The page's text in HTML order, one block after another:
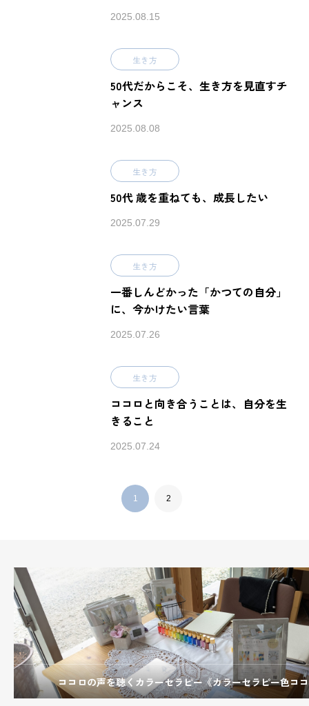
2025.08.15
生き方
50代だからこそ、生き方を見直すチ
ャンス
2025.08.08
生き方
50代 歳を重ねても、成長したい
2025.07.29
生き方
一番しんどかった「かつての自分」
に、今かけたい言葉
2025.07.26
生き方
ココロと向き合うことは、自分を生
きること
2025.07.24
1 2
ココロの声を聴くカラーセラピー《カラーセラピー色コ